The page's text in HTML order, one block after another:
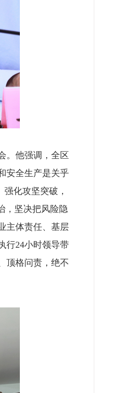
。他强调，全区
安全生产是关乎
化攻坚突破，
，坚决把风险隐
主体责任、基层
行24小时领导带
顶格问责，绝不